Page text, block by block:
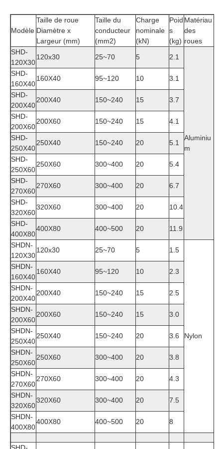
Modèle
Taille de roue
Diamètre x
Largeur (mm)
Taille du
conducteur
(mm2)
Charge
nominale
(kN)
Poid
s
(kg)
Matériau
des
roues
SHD-
120X30
120x30 25~70 5 2.1
Aluminiu
m
SHD-
160X40
160X40 95~120 10 3.1
SHD-
200X40
200X40 150~240 15 3.7
SHD-
200X60
200X60 150~240 15 4.1
SHD-
250X40
250X40 150~240 20 5.1
SHD-
250X60
250X60 300~400 20 5.4
SHD-
270X60
270X60 300~400 20 6.7
SHD-
320X60
320X60 300~400 20 10.4
SHD-
400X80
400X80 400~500 20 11.9
SHDN-
120X30
120x30 25~70 5 1.5
Nylon
SHDN-
160X40
160X40 95~120 10 2.3
SHDN-
200X40
200X40 150~240 15 2.5
SHDN-
200X60
200X60 150~240 15 3.0
SHDN-
250X40
250X40 150~240 20 3.6
SHDN-
250X60
250X60 300~400 20 3.8
SHDN-
270X60
270X60 300~400 20 4.3
SHDN-
320X60
320X60 300~400 20 7.5
SHDN-
400X80
400X80 400~500 20 8